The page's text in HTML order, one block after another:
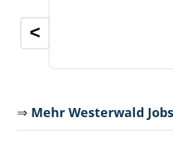
<
⇒ Mehr Westerwald